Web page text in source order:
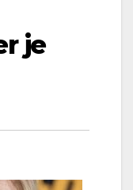
je